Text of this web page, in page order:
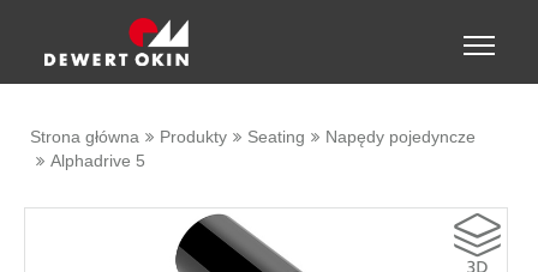
Toggle
Strona główna Produkty Seating
Napędy pojedyncze
Alphadrive 5